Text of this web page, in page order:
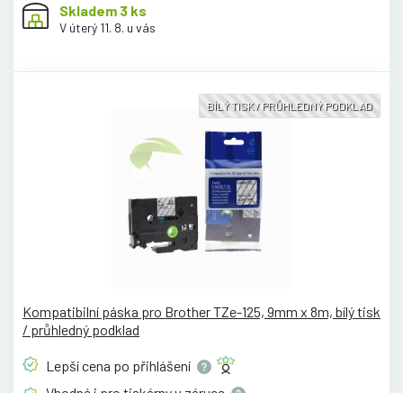
Skladem 3 ks
V úterý 11. 8. u vás
BÍLÝ TISK / PRŮHLEDNÝ PODKLAD
Kompatibilní páska pro Brother TZe-125, 9mm x 8m, bílý tisk
/ průhledný podklad
Lepší cena po přihlášení